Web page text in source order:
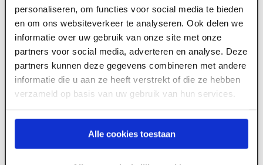
personaliseren, om functies voor social media te bieden
en om ons websiteverkeer te analyseren. Ook delen we
informatie over uw gebruik van onze site met onze
partners voor social media, adverteren en analyse. Deze
partners kunnen deze gegevens combineren met andere
informatie die u aan ze heeft verstrekt of die ze hebben
verzameld op basis van uw gebruik van hun services.
Alle cookies toestaan
Meld je aan of maak een account aan om toegang
te krijgen tot de prijzen.